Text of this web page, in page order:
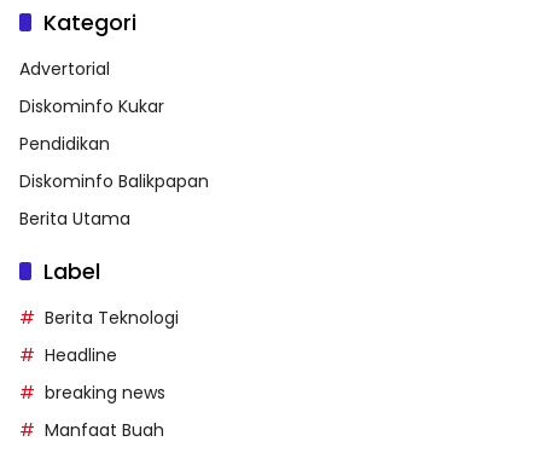
Kategori
Advertorial
Diskominfo Kukar
Pendidikan
Diskominfo Balikpapan
Berita Utama
Label
Berita Teknologi
Headline
breaking news
Manfaat Buah